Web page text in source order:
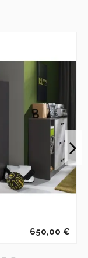
650,00 €